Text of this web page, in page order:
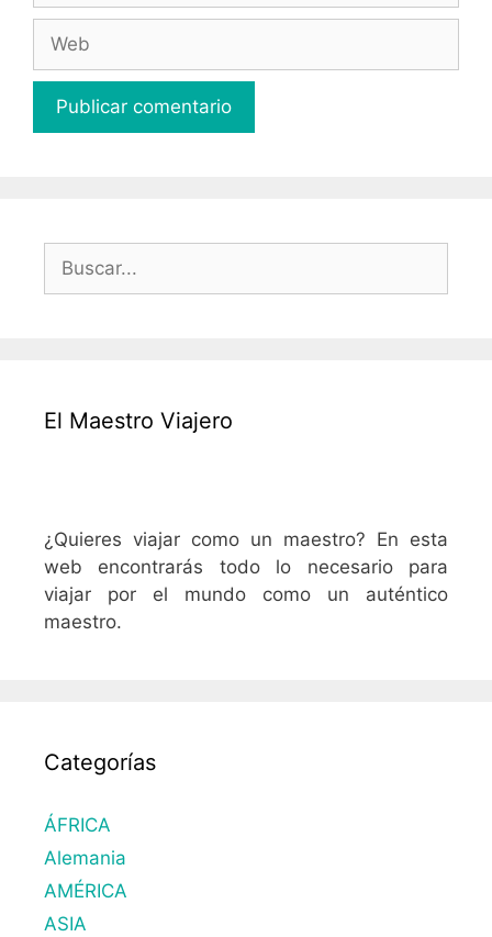
Web
Buscar:
El Maestro Viajero
¿Quieres viajar como un maestro? En esta
web encontrarás todo lo necesario para
viajar por el mundo como un auténtico
maestro.
Categorías
ÁFRICA
Alemania
AMÉRICA
ASIA